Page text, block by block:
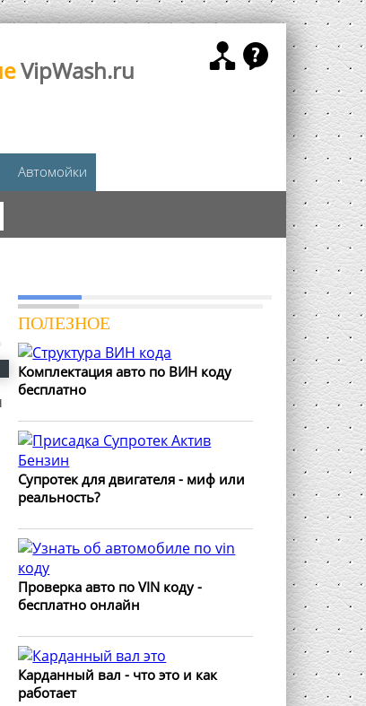
VipWash.ru
Автомойки
ПОЛЕЗНОЕ
Комплектация авто по ВИН коду
бесплатно
Супротек для двигателя - миф или
реальность?
Проверка авто по VIN коду -
бесплатно онлайн
Карданный вал - что это и как
работает